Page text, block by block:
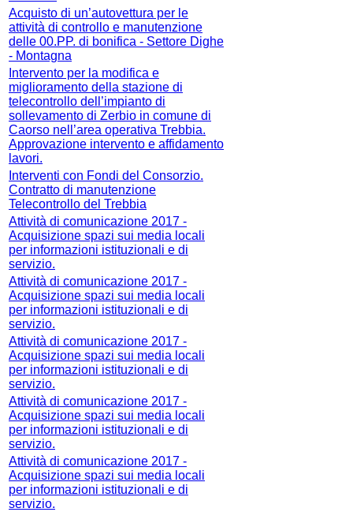
Acquisto di un’autovettura per le
attività di controllo e manutenzione
delle 00.PP. di bonifica - Settore Dighe
- Montagna
Intervento per la modifica e
miglioramento della stazione di
telecontrollo dell’impianto di
sollevamento di Zerbio in comune di
Caorso nell’area operativa Trebbia.
Approvazione intervento e affidamento
lavori.
Interventi con Fondi del Consorzio.
Contratto di manutenzione
Telecontrollo del Trebbia
Attività di comunicazione 2017 -
Acquisizione spazi sui media locali
per informazioni istituzionali e di
servizio.
Attività di comunicazione 2017 -
Acquisizione spazi sui media locali
per informazioni istituzionali e di
servizio.
Attività di comunicazione 2017 -
Acquisizione spazi sui media locali
per informazioni istituzionali e di
servizio.
Attività di comunicazione 2017 -
Acquisizione spazi sui media locali
per informazioni istituzionali e di
servizio.
Attività di comunicazione 2017 -
Acquisizione spazi sui media locali
per informazioni istituzionali e di
servizio.